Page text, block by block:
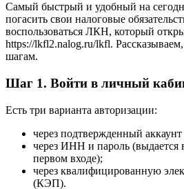
Самый быстрый и удобный на
погасить свои налоговые
воспользоваться ЛКН, который
https://lkfl2.nalog.ru/lkfl. Рассказываем,
шагам.
Шаг 1. Войти в личный
Есть три варианта авторизации:
через подтвержденный аккаунт
через ИНН и пароль
первом входе);
через квалифицированную
(КЭП).